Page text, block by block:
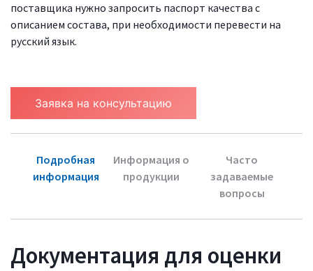
поставщика нужно запросить паспорт качества с
описанием состава, при необходимости перевести на
русский язык.
Заявка на консультацию
Подробная
информация
Информация о
продукции
Часто
задаваемые
вопросы
Документация для оценки